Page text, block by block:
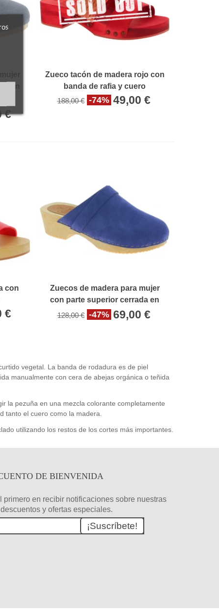
€
Zueco tacón de madera rojo con
banda de rafia y cuero
188,00 € -74% 49,00 €
con
€
Zuecos de madera para mujer
con parte superior cerrada en
piel de ante azul
128,00 € -47% 69,00 €
vegetal. La banda de rodadura es de piel
manualmente con cera de abejas orgánica o teñida
la pezuña en una mezcla colorante completamente
tanto el cuero como la madera.
utilizando los restos de los cortes más importantes.
DE BIENVENIDA
en recibir notificaciones sobre nuestras
y ofertas especiales.
¡Suscríbete!